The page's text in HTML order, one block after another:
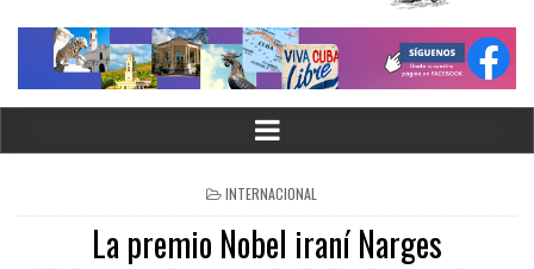
INTERNACIONAL
La premio Nobel iraní Narges